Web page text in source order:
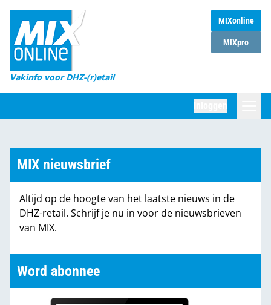
MIXonline
MIXpro
Vakinfo voor DHZ-(r)etail
Home
Magazines
DHZ Sessie
Marktcijfers
Partners
MIX nieuwsbrief
Altijd op de hoogte van het laatste nieuws in de
DHZ-retail. Schrijf je nu in voor de nieuwsbrieven
van MIX.
Word abonnee